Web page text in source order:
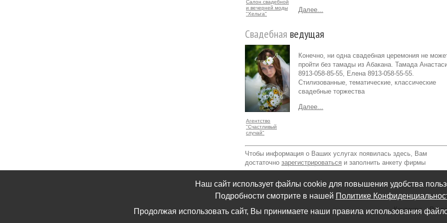
Салон свадебной
и вечерней моды
"Хельга"
Далее...
Свадебная ведущая
Агентство
"Счастливый
случай"
Конечно, ни одна свадебная церемония не
пройти без тамады из Абакана. Тамада
8913-058-85-55, Елена 8913-058-55-55.
Стилизованные, тематические, классические
свадебные торжества
Далее...
Чтобы информация о Ваших услугах появилась здесь, Вам
достаточно зарегистрироваться и заполнить анкету фирмы
Контакты
Наш сайт использует файлы cookie для повышения удобства
Подробности смотрите в нашей Политике
Продолжая использовать сайт, Вы принимаете наши правила использования